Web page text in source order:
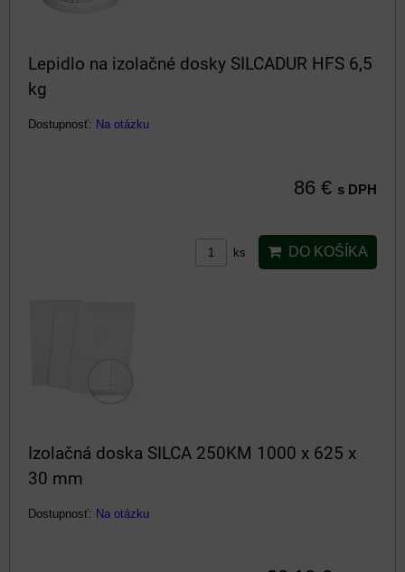
Lepidlo na izolačné dosky SILCADUR HFS 6,5
kg
Dostupnosť: Na otázku
86 € s DPH
ks DO KOŠÍKA
Izolačná doska SILCA 250KM 1000 x 625 x
30 mm
Dostupnosť: Na otázku